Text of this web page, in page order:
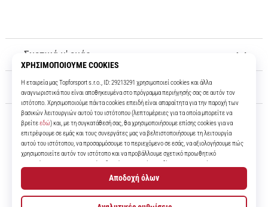
11teamsports.cy
Για πάνω από 16 χρόνια είμαστε οι συμπαίκτες σας, προσφέροντάς σας
τα καλύτερα και πιο σύγχρονα ποδοσφαιρικά προϊόντα.
Σχετικά μ' εμάς
Εξυπηρέτηση πελατών